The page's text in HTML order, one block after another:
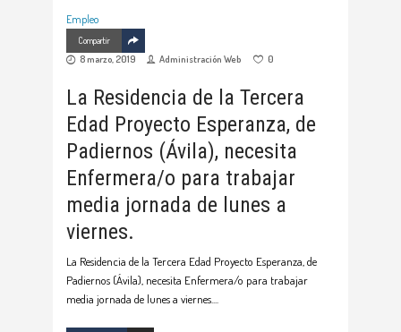
Empleo
Compartir
8 marzo, 2019 Administración Web 0
La Residencia de la Tercera
Edad Proyecto Esperanza, de
Padiernos (Ávila), necesita
Enfermera/o para trabajar
media jornada de lunes a
viernes.
La Residencia de la Tercera Edad Proyecto Esperanza, de
Padiernos (Ávila), necesita Enfermera/o para trabajar
media jornada de lunes a viernes.